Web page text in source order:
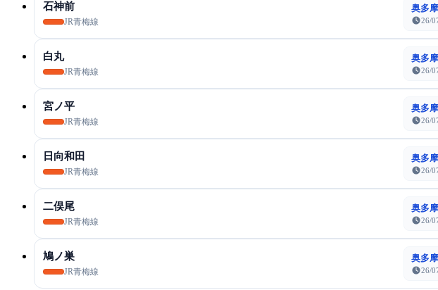
石神前
JR青梅線
奥多
26/
白丸
JR青梅線
奥多
26/
宮ノ平
JR青梅線
奥多
26/
日向和田
JR青梅線
奥多
26/
二俣尾
JR青梅線
奥多
26/
鳩ノ巣
JR青梅線
奥多
26/